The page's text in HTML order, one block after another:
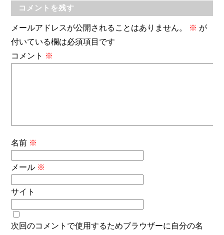
コメントを残す
メールアドレスが公開されることはありません。 ※ が
付いている欄は必須項目です
コメント ※
名前 ※
メール ※
サイト
次回のコメントで使用するためブラウザーに自分の名